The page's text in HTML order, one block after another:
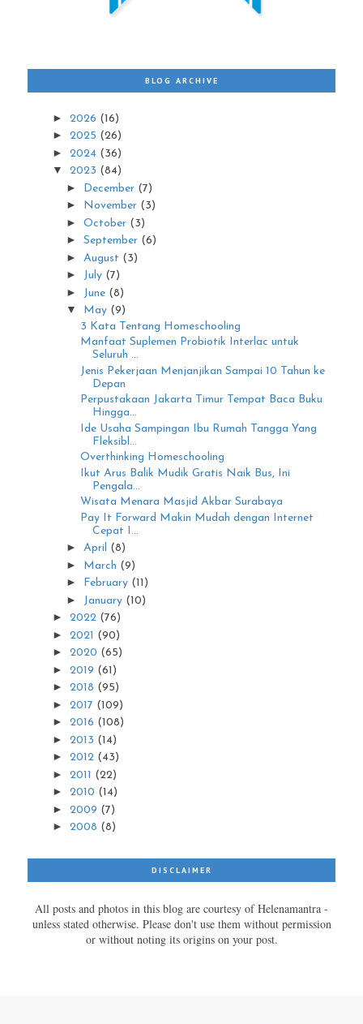
BLOG ARCHIVE
► 2026 (16)
► 2025 (26)
► 2024 (36)
▼ 2023 (84)
► December (7)
► November (3)
► October (3)
► September (6)
► August (3)
► July (7)
► June (8)
▼ May (9)
3 Kata Tentang Homeschooling
Manfaat Suplemen Probiotik Interlac untuk
Seluruh ...
Jenis Pekerjaan Menjanjikan Sampai 10 Tahun ke
Depan
Perpustakaan Jakarta Timur Tempat Baca Buku
Hingga...
Ide Usaha Sampingan Ibu Rumah Tangga Yang
Fleksibl...
Overthinking Homeschooling
Ikut Arus Balik Mudik Gratis Naik Bus, Ini
Pengala...
Wisata Menara Masjid Akbar Surabaya
Pay It Forward Makin Mudah dengan Internet
Cepat I...
► April (8)
► March (9)
► February (11)
► January (10)
► 2022 (76)
► 2021 (90)
► 2020 (65)
► 2019 (61)
► 2018 (95)
► 2017 (109)
► 2016 (108)
► 2013 (14)
► 2012 (43)
► 2011 (22)
► 2010 (14)
► 2009 (7)
► 2008 (8)
DISCLAIMER
All posts and photos in this blog are courtesy of Helenamantra -
unless stated otherwise. Please don't use them without permission
or without noting its origins on your post.